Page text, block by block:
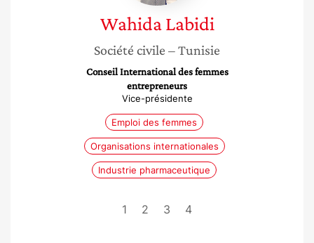
Wahida Labidi
Société civile – Tunisie
Conseil International des femmes
entrepreneurs
Vice-présidente
Emploi des femmes
Organisations internationales
Industrie pharmaceutique
1 2 3 4